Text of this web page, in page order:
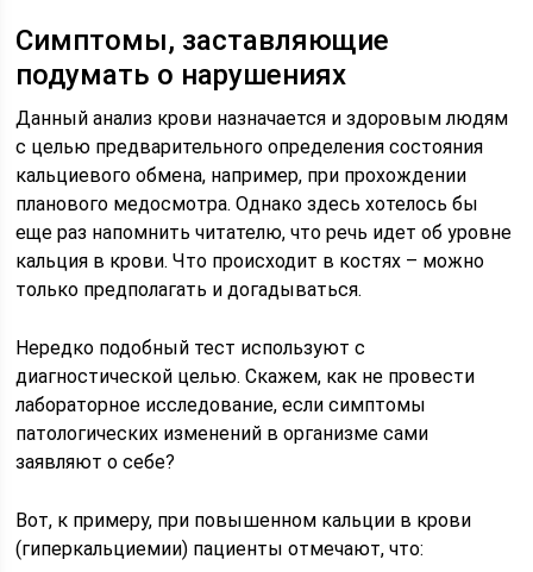
Симптомы, заставляющие
подумать о нарушениях
Данный анализ крови назначается и здоровым людям
с целью предварительного определения состояния
кальциевого обмена, например, при прохождении
планового медосмотра. Однако здесь хотелось бы
еще раз напомнить читателю, что речь идет об уровне
кальция в крови. Что происходит в костях – можно
только предполагать и догадываться.
Нередко подобный тест используют с
диагностической целью. Скажем, как не провести
лабораторное исследование, если симптомы
патологических изменений в организме сами
заявляют о себе?
Вот, к примеру, при повышенном кальции в крови
(гиперкальциемии) пациенты отмечают, что: